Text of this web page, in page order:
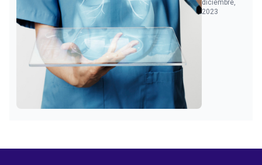
diciembre,
2023